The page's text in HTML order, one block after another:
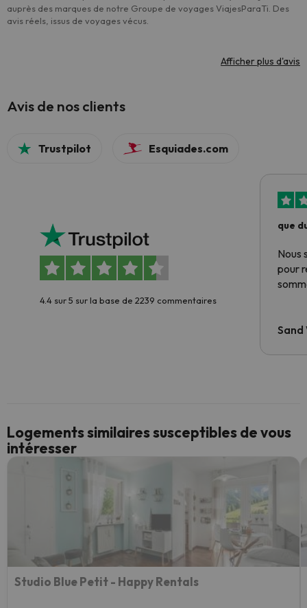
auprès des marques de notre Groupe de voyages ViajesParaTi. Des
avis réels, issus de voyages vécus.
Afficher plus d'avis
Avis de nos clients
Trustpilot Esquiades.com
4.4 sur 5 sur la base de 2239 commentaires
que
Nous
pour
Sand
Logements similaires susceptibles de vous
intéresser
Studio Blue Petit - Happy Rentals